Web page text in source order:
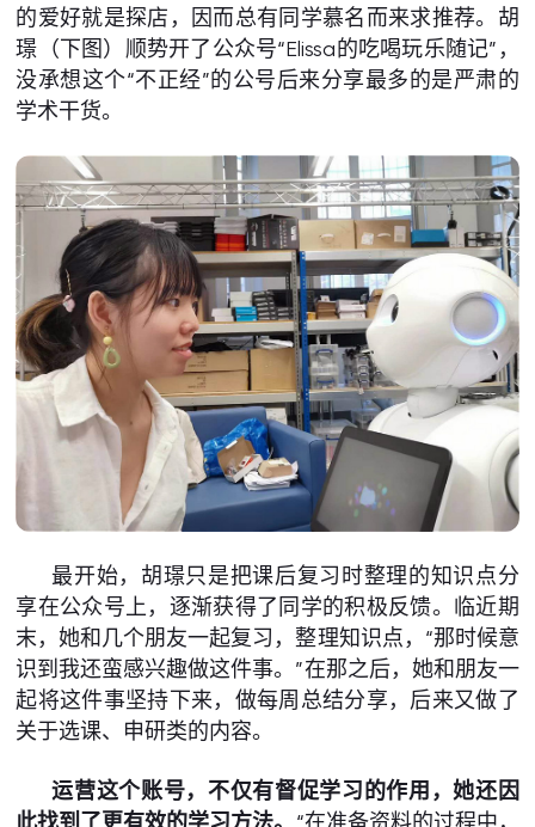
的爱好就是探店，因而总有同学慕名而来求推荐。胡
璟（下图）顺势开了公众号“Elissa的吃喝玩乐随记”，
没承想这个“不正经”的公号后来分享最多的是严肃的
学术干货。
最开始，胡璟只是把课后复习时整理的知识点分
享在公众号上，逐渐获得了同学的积极反馈。临近期
末，她和几个朋友一起复习，整理知识点，“那时候意
识到我还蛮感兴趣做这件事。”在那之后，她和朋友一
起将这件事坚持下来，做每周总结分享，后来又做了
关于选课、申研类的内容。
运营这个账号，不仅有督促学习的作用，她还因